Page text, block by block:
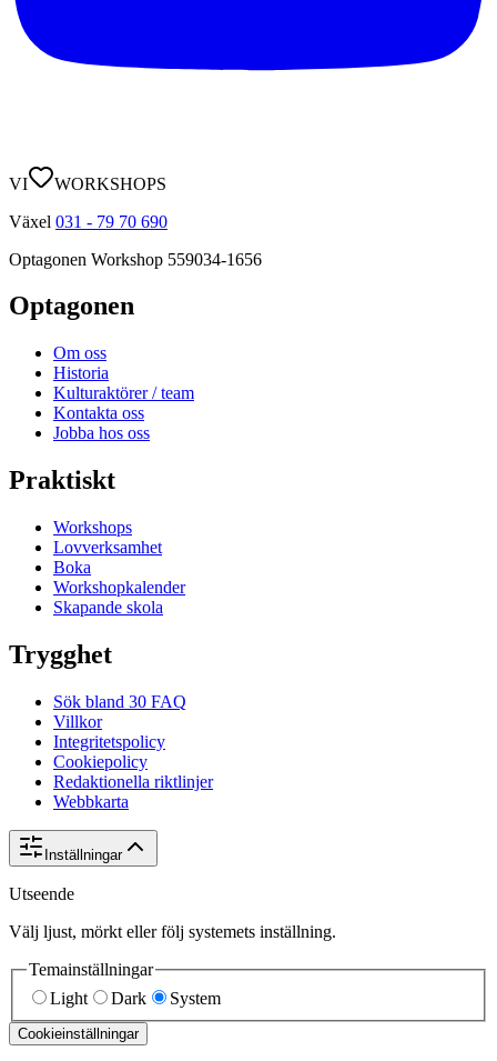
VI
WORKSHOPS
Växel 031 - 79 70 690
Optagonen Workshop 559034-1656
Optagonen
Om oss
Historia
Kulturaktörer / team
Kontakta oss
Jobba hos oss
Praktiskt
Workshops
Lovverksamhet
Boka
Workshopkalender
Skapande skola
Trygghet
Sök bland 30 FAQ
Villkor
Integritetspolicy
Cookiepolicy
Redaktionella riktlinjer
Webbkarta
Inställningar
Utseende
Välj ljust, mörkt eller följ systemets inställning.
Temainställningar
Light
Dark System
Cookieinställningar